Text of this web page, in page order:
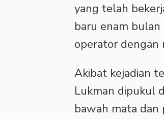
yang telah
baru enam
operator dengan
‎Akibat kejadian
Lukman dipukul
bawah mata dan